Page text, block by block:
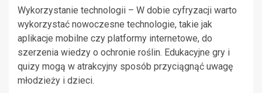
Wykorzystanie technologii – W dobie cyfryzacji warto
wykorzystać nowoczesne technologie, takie jak
aplikacje mobilne czy platformy internetowe, do
szerzenia wiedzy o ochronie roślin. Edukacyjne gry i
quizy mogą w atrakcyjny sposób przyciągnąć uwagę
młodzieży i dzieci.